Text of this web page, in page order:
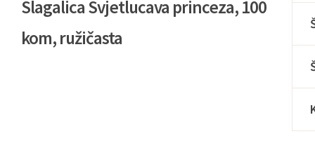
Slagalica Svjetlucava princeza, 100
kom, ružičasta